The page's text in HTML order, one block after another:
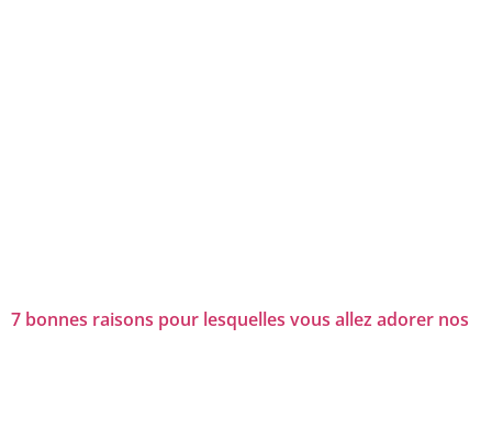
7 bonnes raisons pour lesquelles vous allez adorer nos